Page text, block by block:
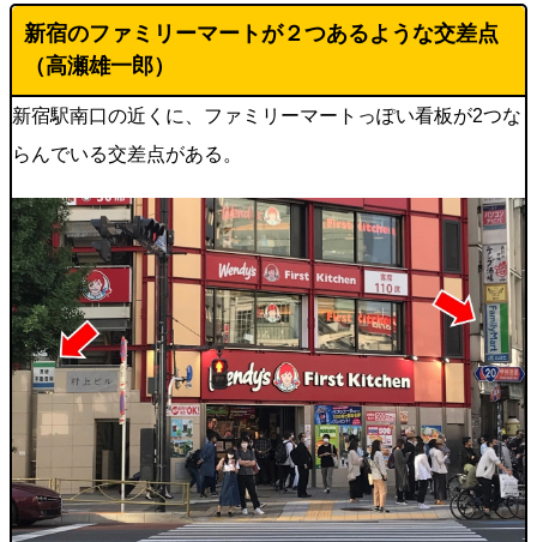
新宿のファミリーマートが２つあるような交差点
（高瀬雄一郎）
新宿駅南口の近くに、ファミリーマートっぽい看板が2つな
らんでいる交差点がある。